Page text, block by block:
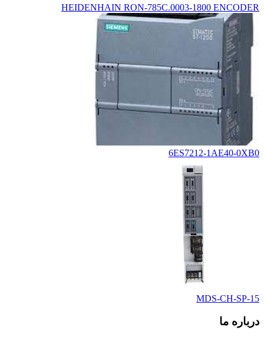
HEIDENHAIN RON-785C.0003-1800 ENCODER
6ES7212-1AE40-0XB0
MDS-CH-SP-15
درباره ما